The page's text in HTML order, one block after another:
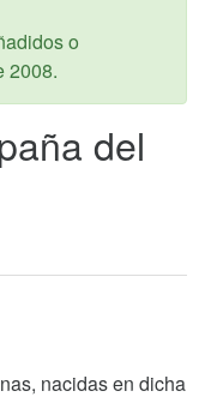
o
2008.
del
nacidas en dicha